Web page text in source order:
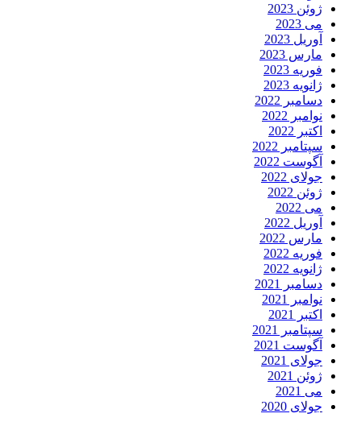
ژوئن 2023
می 2023
آوریل 2023
مارس 2023
فوریه 2023
ژانویه 2023
دسامبر 2022
نوامبر 2022
اکتبر 2022
سپتامبر 2022
آگوست 2022
جولای 2022
ژوئن 2022
می 2022
آوریل 2022
مارس 2022
فوریه 2022
ژانویه 2022
دسامبر 2021
نوامبر 2021
اکتبر 2021
سپتامبر 2021
آگوست 2021
جولای 2021
ژوئن 2021
می 2021
جولای 2020